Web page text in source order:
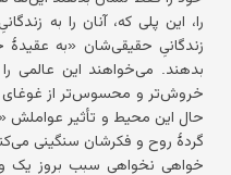
را، این پلی که، آنان را به
زندگانیِ حقیقی‌شان «به
بدهند. می‌خواهند این عالمی
خروش‌تر و محسوس‌تر از غوغای
حال این محیط و تأثیر عواملش
گردهٔ روح و فکرشان سنگینی
خواهی نخواهی سبب بروز یک